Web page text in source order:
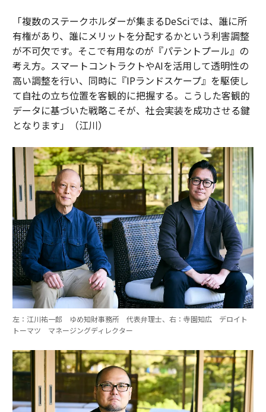
「複数のステークホルダーが集まるDeSciでは、誰に所
有権があり、誰にメリットを分配するかという利害調整
が不可欠です。そこで有用なのが『パテントプール』の
考え方。スマートコントラクトやAIを活用して透明性の
高い調整を行い、同時に『IPランドスケープ』を駆使し
て自社の立ち位置を客観的に把握する。こうした客観的
データに基づいた戦略こそが、社会実装を成功させる鍵
となります」（江川）
左：江川祐一郎 ゆめ知財事務所 代表弁理士、右：寺園知広 デロイト
トーマツ マネージングディレクター